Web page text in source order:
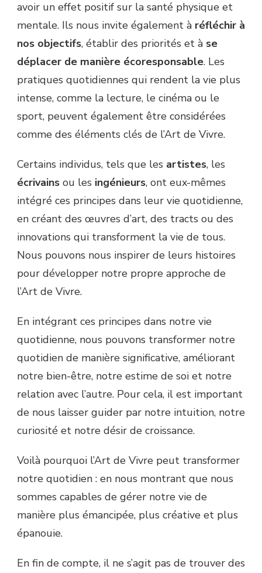
avoir un effet positif sur la santé physique et
mentale. Ils nous invite également à réfléchir à
nos objectifs, établir des priorités et à se
déplacer de manière écoresponsable. Les
pratiques quotidiennes qui rendent la vie plus
intense, comme la lecture, le cinéma ou le
sport, peuvent également être considérées
comme des éléments clés de l’Art de Vivre.
Certains individus, tels que les artistes, les
écrivains ou les ingénieurs, ont eux-mêmes
intégré ces principes dans leur vie quotidienne,
en créant des œuvres d’art, des tracts ou des
innovations qui transforment la vie de tous.
Nous pouvons nous inspirer de leurs histoires
pour développer notre propre approche de
l’Art de Vivre.
En intégrant ces principes dans notre vie
quotidienne, nous pouvons transformer notre
quotidien de manière significative, améliorant
notre bien-être, notre estime de soi et notre
relation avec l’autre. Pour cela, il est important
de nous laisser guider par notre intuition, notre
curiosité et notre désir de croissance.
Voilà pourquoi l’Art de Vivre peut transformer
notre quotidien : en nous montrant que nous
sommes capables de gérer notre vie de
manière plus émancipée, plus créative et plus
épanouie.
En fin de compte, il ne s’agit pas de trouver des